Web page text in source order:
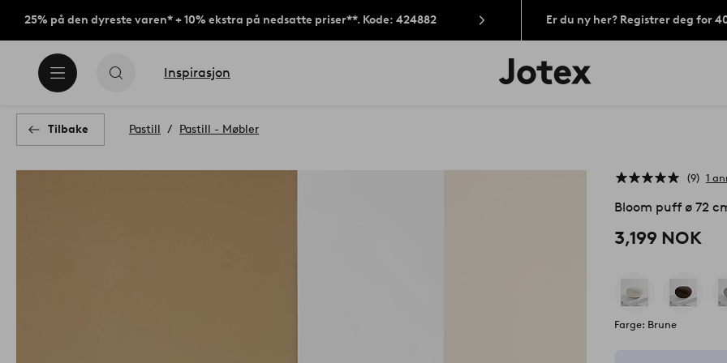
25% på den dyreste varen* + 10% ekstra på nedsatte priser**. Kode: 424882 Er du ny her? Registrer deg for
Inspirasjon
Jotex’
logo
Tilbake Pastill Pastill - Møbler
9 1
Bloom puff ø 72
3,199 NOK
Farge: Brune